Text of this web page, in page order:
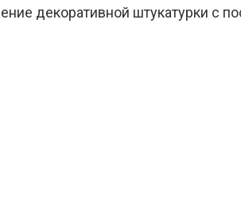
декоративной штукатурки с